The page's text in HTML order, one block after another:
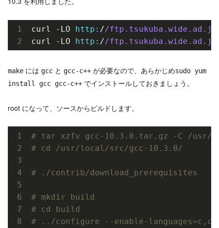
curl -LO http: //
curl -LO http: //
make には gcc と gcc-c++ が必要なので、あらかじめsudo yum
install gcc gcc-c++ でインストールしておきましょう。
root になって、ソースからビルドします。
# tar xzfv gcc-10.3.0.tar.gz -C /usr/
# cd /usr/local/src/gcc-10.3.0/
# ./contrib/download_prerequisites
# mkdir build
# cd build
# ../configure --enable-